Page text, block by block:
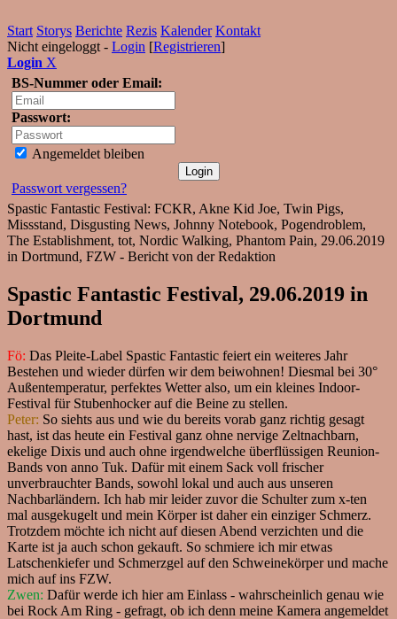
Start Storys Berichte Rezis Kalender Kontakt
Nicht eingeloggt - Login [Registrieren]
Login X
BS-Nummer oder Email:
Passwort:
Angemeldet bleiben
Passwort vergessen?
Spastic Fantastic Festival: FCKR, Akne Kid Joe, Twin Pigs,
Missstand, Disgusting News, Johnny Notebook, Pogendroblem,
The Establishment, tot, Nordic Walking, Phantom Pain, 29.06.2019
in Dortmund, FZW - Bericht von der Redaktion
Spastic Fantastic Festival, 29.06.2019 in
Dortmund
Fö: Das Pleite-Label Spastic Fantastic feiert ein weiteres Jahr
Bestehen und wieder dürfen wir dem beiwohnen! Diesmal bei 30°
Außentemperatur, perfektes Wetter also, um ein kleines Indoor-
Festival für Stubenhocker auf die Beine zu stellen.
Peter: So siehts aus und wie du bereits vorab ganz richtig gesagt
hast, ist das heute ein Festival ganz ohne nervige Zeltnachbarn,
ekelige Dixis und auch ohne irgendwelche überflüssigen Reunion-
Bands von anno Tuk. Dafür mit einem Sack voll frischer
unverbrauchter Bands, sowohl lokal und auch aus unseren
Nachbarländern. Ich hab mir leider zuvor die Schulter zum x-ten
mal ausgekugelt und mein Körper ist daher ein einziger Schmerz.
Trotzdem möchte ich nicht auf diesen Abend verzichten und die
Karte ist ja auch schon gekauft. So schmiere ich mir etwas
Latschenkiefer und Schmerzgel auf den Schweinekörper und mache
mich auf ins FZW.
Zwen: Dafür werde ich hier am Einlass - wahrscheinlich genau wie
bei Rock Am Ring - gefragt, ob ich denn meine Kamera angemeldet